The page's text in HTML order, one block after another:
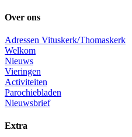
Over ons
Adressen Vituskerk/Thomaskerk
Welkom
Nieuws
Vieringen
Activiteiten
Parochiebladen
Nieuwsbrief
Extra